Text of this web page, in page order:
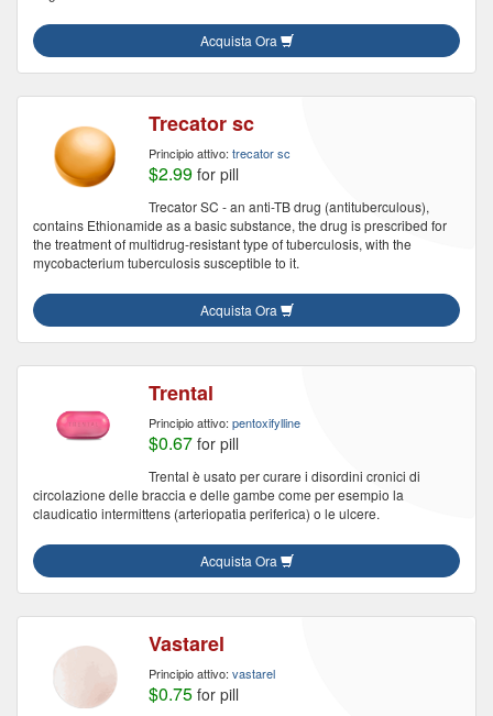
Acquista Ora
Trecator sc
Principio attivo: trecator sc
$2.99 for pill
Trecator SC - an anti-TB drug (antituberculous),
contains Ethionamide as a basic substance, the drug is prescribed for
the treatment of multidrug-resistant type of tuberculosis, with the
mycobacterium tuberculosis susceptible to it.
Acquista Ora
Trental
Principio attivo: pentoxifylline
$0.67 for pill
Trental è usato per curare i disordini cronici di
circolazione delle braccia e delle gambe come per esempio la
claudicatio intermittens (arteriopatia periferica) o le ulcere.
Acquista Ora
Vastarel
Principio attivo: vastarel
$0.75 for pill